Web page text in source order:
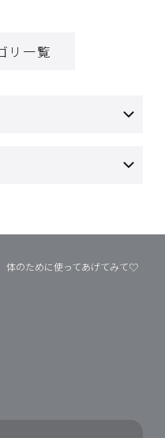
リ一覧
体のために使ってあげてみて♡